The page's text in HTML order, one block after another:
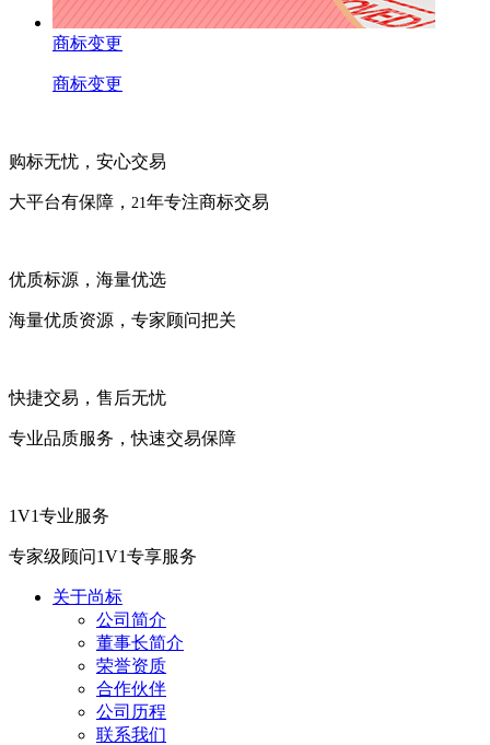
商标变更
商标变更
购标无忧，安心交易
大平台有保障， 21 年专注商标交易
优质标源，海量优选
海量优质资源，专家顾问把关
快捷交易，售后无忧
专业品质服务，快速交易保障
1V1专业服务
专家级顾问1V1专享服务
关于尚标
公司简介
董事长简介
荣誉资质
合作伙伴
公司历程
联系我们